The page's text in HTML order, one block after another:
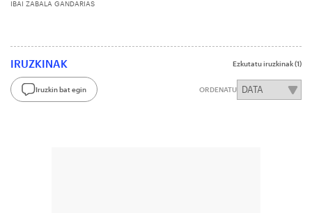
IBAI ZABALA GANDARIAS
IRUZKINAK Ezkutatu iruzkinak(1)
Iruzkin bat egin ORDENATU